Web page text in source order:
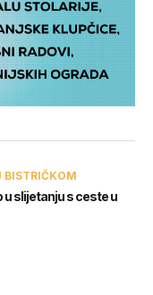
BISTRIČKOM
slijetanju s ceste u